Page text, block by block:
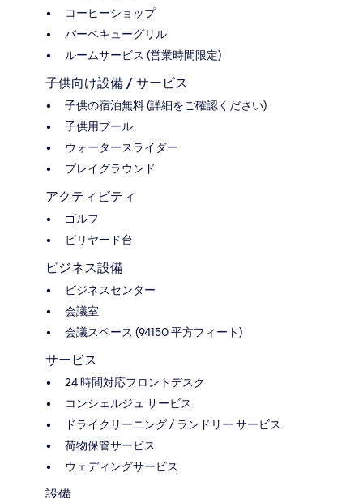
コーヒーショップ
バーベキューグリル
ルームサービス (営業時間限定)
子供向け設備 / サービス
子供の宿泊無料 (詳細をご確認ください)
子供用プール
ウォータースライダー
プレイグラウンド
アクティビティ
ゴルフ
ビリヤード台
ビジネス設備
ビジネスセンター
会議室
会議スペース (94150 平方フィート)
サービス
24 時間対応フロントデスク
コンシェルジュ サービス
ドライクリーニング / ランドリー サービス
荷物保管サービス
ウェディングサービス
設備